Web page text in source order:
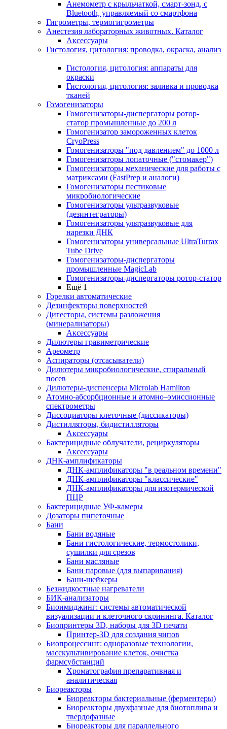
Анемометр с крыльчаткой, смарт-зонд, с
Bluetooth, управляемый со смартфона
Гигрометры, термогигрометры
Анестезия лабораторных животных. Каталог
Аксессуары
Гистология, цитология: проводка, окраска, анализ
Гистология, цитология: аппараты для
окраски
Гистология, цитология: заливка и проводка
тканей
Гомогенизаторы
Гомогенизаторы-диспергаторы ротор-
статор промышленные до 200 л
Гомогенизатор замороженных клеток
CryoPress
Гомогенизаторы "под давлением" до 1000 л
Гомогенизаторы лопаточные ("стомакер")
Гомогенизаторы механические для работы с
матриксами (FastPrep и аналоги)
Гомогенизаторы пестиковые
микробиологические
Гомогенизаторы ультразвуковые
(дезинтеграторы)
Гомогенизаторы ультразвуковые для
нарезки ДНК
Гомогенизаторы универсальные UltraTurrax
Tube Drive
Гомогенизаторы-диспергаторы
промышленные MagicLab
Гомогенизаторы-диспергаторы ротор-статор
Ещё 1
Горелки автоматические
Дезинфекторы поверхностей
Дигесторы, системы разложения
(минерализаторы)
Аксессуары
Дилютеры гравиметрические
Ареометр
Аспираторы (отсасыватели)
Дилютеры микробиологические, спиральный
посев
Дилютеры-диспенсеры Microlab Hamilton
Атомно-абсорбционные и атомно–эмиссионные
спектрометры
Диссоциаторы клеточные (диссикаторы)
Дистилляторы, бидистилляторы
Аксессуары
Бактерицидные облучатели, рециркуляторы
Аксессуары
ДНК-амплификаторы
ДНК-амплификаторы "в реальном времени"
ДНК-амплификаторы "классические"
ДНК-амплификаторы для изотермической
ПЦР
Бактерицидные УФ-камеры
Дозаторы пипеточные
Бани
Бани водяные
Бани гистологические, термостолики,
сушилки для срезов
Бани масляные
Бани паровые (для выпаривания)
Бани-шейкеры
Безжидкостные нагреватели
БИК-анализаторы
Биоимиджинг: системы автоматической
визуализации и клеточного скрининга. Каталог
Биопринтеры 3D, наборы для 3D печати
Принтер-3D для создания чипов
Биопроцессинг: одноразовые технологии,
масскультивирование клеток, очистка
фармсубстанций
Хроматография препаративная и
аналитическая
Биореакторы
Биореакторы бактериальные (ферментеры)
Биореакторы двухфазные для биотоплива и
твердофазные
Биореакторы для параллельного